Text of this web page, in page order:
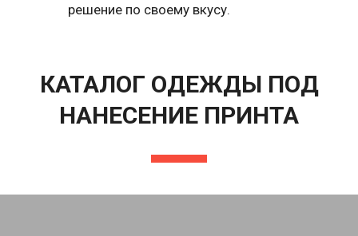
решение по своему вкусу.
КАТАЛОГ ОДЕЖДЫ ПОД
НАНЕСЕНИЕ ПРИНТА